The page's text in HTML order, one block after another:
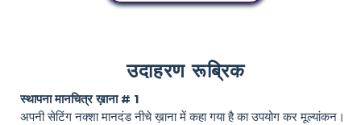
उदाहरण रूब्रिक
स्थापना मानचित्र ख़ाना # 1
अपनी सेटिंग नक्शा मानदंड नीचे ख़ाना में कहा गया है का उपयोग कर मूल्यांकन।